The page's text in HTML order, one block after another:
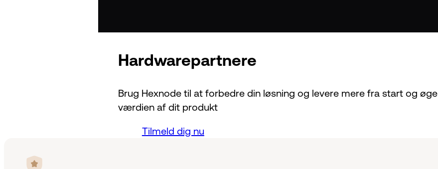
Hardwarepartnere
Brug Hexnode til at forbedre din løsning og levere mere fra start og øge
værdien af dit produkt
Tilmeld dig nu